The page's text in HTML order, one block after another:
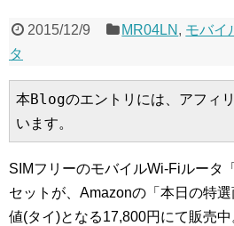
2015/12/9 MR04LN , モバイ
タ
本Blogのエントリには、アフィ
います。
SIMフリーのモバイルWi-Fiルータ
セットが、Amazonの「本日の特
値(タイ)となる17,800円にて販売